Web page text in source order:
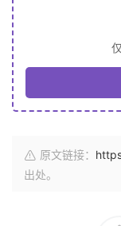
原文链接：
出处。